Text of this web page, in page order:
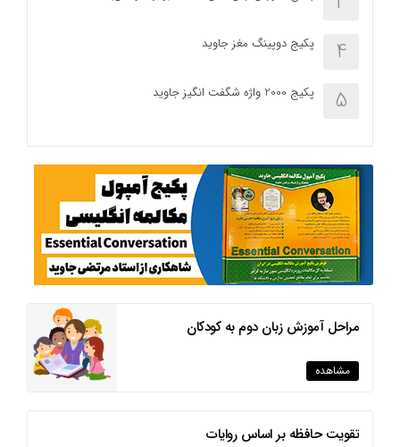
4 پکیج دوپینگ مغز جاوید
5 پکیج 2000 واژه شگفت انگیز جاوید
مراحل آموزش زبان دوم به کودکان
مشاهده
تقویت حافظه بر اساس روایات